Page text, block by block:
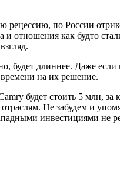
рецессию, по России
отношения как будто
будет длиннее. Даже если
на их решение.
будет стоить 5 млн, за
Не забудем и
инвестициями не